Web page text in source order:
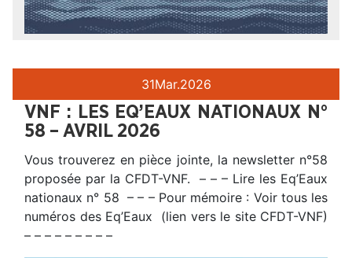
31Mar.2026
VNF : LES EQ’EAUX NATIONAUX N°
58 – AVRIL 2026
Vous trouverez en pièce jointe, la newsletter n°58
proposée par la CFDT-VNF. – – – Lire les Eq’Eaux
nationaux n° 58 – – – Pour mémoire : Voir tous les
numéros des Eq’Eaux (lien vers le site CFDT-VNF)
– – – – – – – – –